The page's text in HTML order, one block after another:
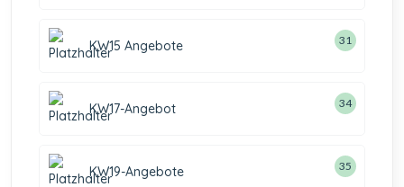
KW15 Angebote 31
KW17-Angebot 34
KW19-Angebote 35